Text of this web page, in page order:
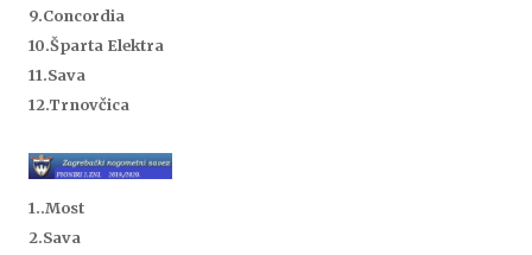
9.Concordia
10.Šparta Elektra
11.Sava
12.Trnovčica
1..Most
2.Sava